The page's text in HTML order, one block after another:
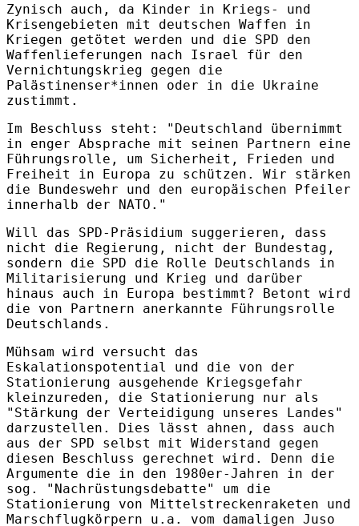
Zynisch auch, da Kinder in Kriegs- und
Krisengebieten mit deutschen Waffen in
Kriegen getötet werden und die SPD den
Waffenlieferungen nach Israel für den
Vernichtungskrieg gegen die
Palästinenser*innen oder in die Ukraine
zustimmt.
Im Beschluss steht: "Deutschland übernimmt
in enger Absprache mit seinen Partnern eine
Führungsrolle, um Sicherheit, Frieden und
Freiheit in Europa zu schützen. Wir stärken
die Bundeswehr und den europäischen Pfeiler
innerhalb der NATO."
Will das SPD-Präsidium suggerieren, dass
nicht die Regierung, nicht der Bundestag,
sondern die SPD die Rolle Deutschlands in
Militarisierung und Krieg und darüber
hinaus auch in Europa bestimmt? Betont wird
die von Partnern anerkannte Führungsrolle
Deutschlands.
Mühsam wird versucht das
Eskalationspotential und die von der
Stationierung ausgehende Kriegsgefahr
kleinzureden, die Stationierung nur als
"Stärkung der Verteidigung unseres Landes"
darzustellen. Dies lässt ahnen, dass auch
aus der SPD selbst mit Widerstand gegen
diesen Beschluss gerechnet wird. Denn die
Argumente die in den 1980er-Jahren in der
sog. "Nachrüstungsdebatte" um die
Stationierung von Mittelstreckenraketen und
Marschflugkörpern u.a. vom damaligen Juso